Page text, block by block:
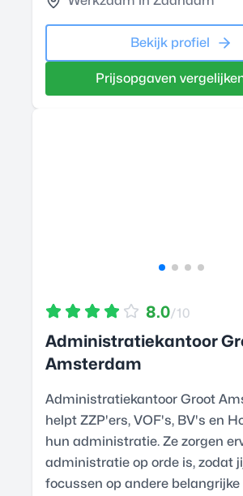
Bekijk profiel
Prijsopgaven
8.0/10
Administratiekantoor
Amsterdam
Administratiekantoor Groot
helpt ZZP'ers, VOF's, BV's en
hun administratie. Ze zorgen
administratie op orde is, zodat
focussen op andere belangrijke